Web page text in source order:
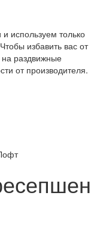
используем только
избавить вас от
раздвижные
от производителя.